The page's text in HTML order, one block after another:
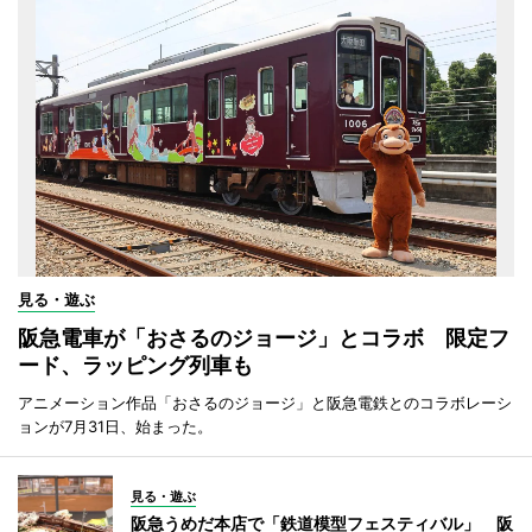
見る・遊ぶ
阪急電車が「おさるのジョージ」とコラボ 限定フ
ード、ラッピング列車も
アニメーション作品「おさるのジョージ」と阪急電鉄とのコラボレーシ
ョンが7月31日、始まった。
見る・遊ぶ
阪急うめだ本店で「鉄道模型フェスティバル」 阪